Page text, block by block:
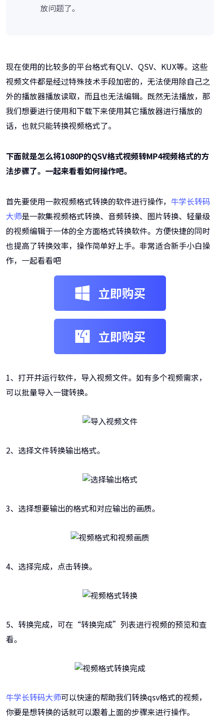
放问题了。
现在使用的比较多的平台格式有QLV、QSV、KUX等。这些
视频文件都是经过特殊技术手段加密的，无法使用除自己之
外的播放器播放读取，而且也无法编辑。既然无法播放，那
我们想要进行使用和下载下来使用其它播放器进行播放的
话，也就只能转换视频格式了。
下面就是怎么将1080P的QSV格式视频转MP4视频格式的方
法步骤了。一起来看看如何操作吧。
首先要使用一款视频格式转换的软件进行操作， 牛学长转码
大师是一款集视频格式转换、音频转换、图片转换、轻量级
的视频编辑于一体的全方面格式转换软件。方便快捷的同时
也提高了转换效率，操作简单好上手。非常适合新手小白操
作，一起看看吧
立即购买
立即购买
1、打开并运行软件，导入视频文件。如有多个视频需求，
可以批量导入一键转换。
2、选择文件转换输出格式。
3、选择想要输出的格式和对应输出的画质。
4、选择完成，点击转换。
5、转换完成，可在“转换完成”列表进行视频的预览和查
看。
牛学长转码大师可以快速的帮助我们转换qsv格式的视频，
你要是想转换的话就可以跟着上面的步骤来进行操作。